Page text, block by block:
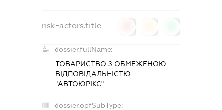
riskFactors.title
dossier.fullName:
ТОВАРИСТВО З ОБМЕЖЕНОЮ
ВІДПОВІДАЛЬНІСТЮ
"АВТОЮРІКС"
dossier.opfSubType: